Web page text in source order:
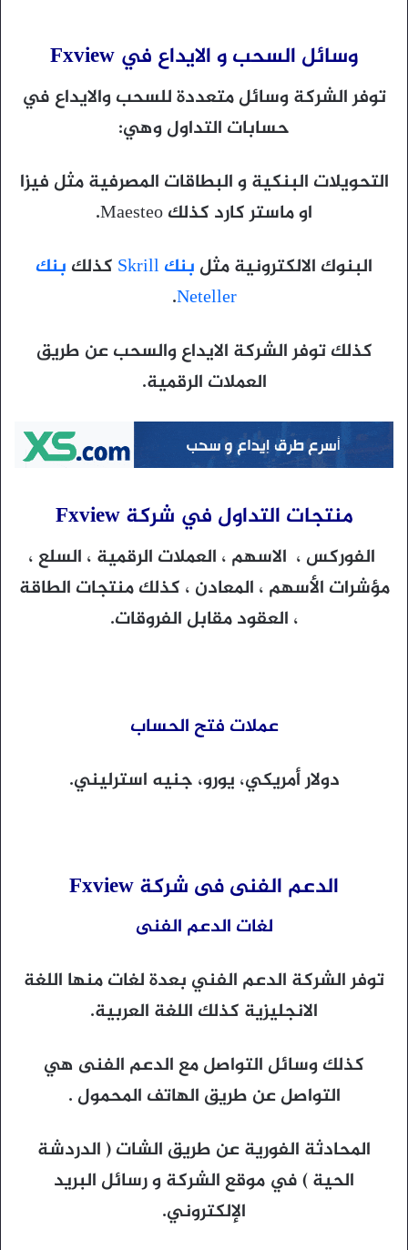
وسائل السحب و الايداع في Fxview
توفر الشركة وسائل متعددة للسحب والايداع في
حسابات التداول وهي:
التحويلات البنكية و البطاقات المصرفية مثل فيزا
او ماستر كارد كذلك Maesteo.
البنوك الالكترونية مثل بنك Skrill كذلك بنك
Neteller
.
كذلك توفر الشركة الايداع والسحب عن طريق
العملات الرقمية.
منتجات التداول في شركة Fxview
الفوركس ، الاسهم ، العملات الرقمية ، السلع ،
مؤشرات الأسهم ، المعادن ، كذلك منتجات الطاقة
، العقود مقابل الفروقات.
عملات فتح الحساب
دولار أمريكي، يورو، جنيه استرليني.
الدعم الفنى فى شركةFxview
لغات الدعم الفنى
توفر الشركة الدعم الفني بعدة لغات منها اللغة
الانجليزية كذلك اللغة العربية.
كذلك وسائل التواصل مع الدعم الفنى هي
التواصل عن طريق الهاتف المحمول .
المحادثة الفورية عن طريق الشات ( الدردشة
الحية ) في موقع الشركة و رسائل البريد
الإلكتروني.